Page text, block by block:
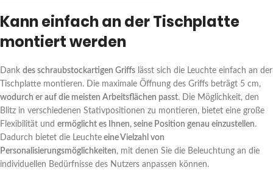
Kann einfach an der Tischplatte
montiert werden
Dank des schraubstockartigen Griffs lässt sich die Leuchte einfach an der
Tischplatte montieren. Die maximale Öffnung des Griffs beträgt 5 cm,
wodurch er auf die meisten Arbeitsflächen passt. Die Möglichkeit, den
Blitz in verschiedenen Stativpositionen zu montieren, bietet eine große
Flexibilität und ermöglicht es Ihnen, seine Position genau einzustellen.
Dadurch bietet die Leuchte eine Vielzahl von
Personalisierungsmöglichkeiten, mit denen Sie die Beleuchtung an die
individuellen Bedürfnisse des Nutzers anpassen können.